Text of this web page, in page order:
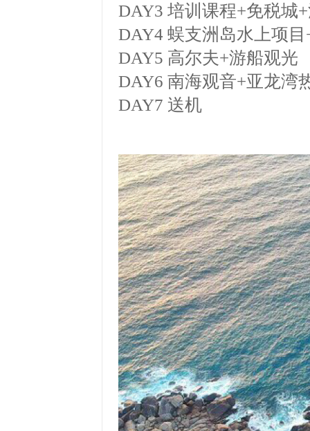
DAY3 培训课程+免税城
DAY4 蜈支洲岛水上项目
DAY5 高尔夫+游船观光
DAY6 南海观音+亚龙湾
DAY7 送机